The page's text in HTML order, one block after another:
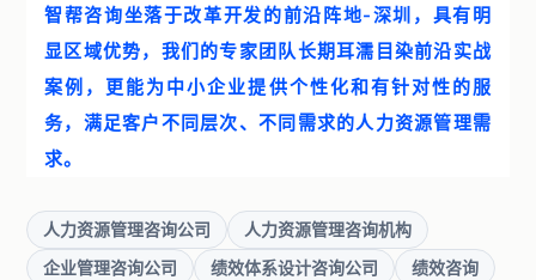
智帮咨询坐落于改革开发的前沿阵地-深圳，具有明
显区域优势，我们的专家团队长期耳濡目染前沿实战
案例，更能为中小企业提供个性化和有针对性的服
务，满足客户不同层次、不同需求的人力资源管理需
求。
人力资源管理咨询公司
人力资源管理咨询机构
企业管理咨询公司
绩效体系设计咨询公司
绩效咨询